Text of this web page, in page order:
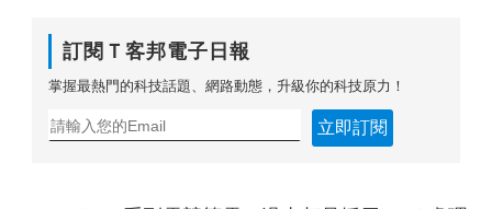
訂閱Ｔ客邦電子日報
掌握最熱門的科技話題、網路動態，升級你的科技原力！
立即訂閱